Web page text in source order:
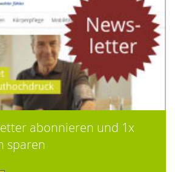
abonnieren und 1x
sparen